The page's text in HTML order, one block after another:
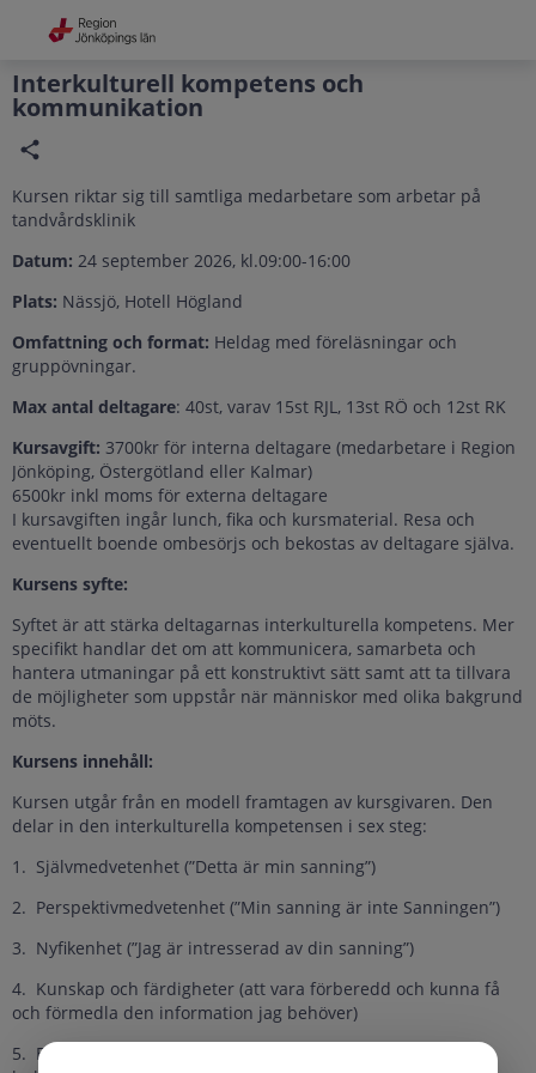
Grade
Portal
Interkulturell kompetens och
kommunikation
Kursen riktar sig till samtliga medarbetare som arbetar på
tandvårdsklinik
Datum: 24 september 2026, kl.09:00-16:00
Plats: Nässjö, Hotell Högland
Omfattning och format: Heldag med föreläsningar och
gruppövningar.
Max antal deltagare: 40st, varav 15st RJL, 13st RÖ och 12st RK
Kursavgift: 3700kr för interna deltagare (medarbetare i Region
Jönköping, Östergötland eller Kalmar)
6500kr inkl moms för externa deltagare
I kursavgiften ingår lunch, fika och kursmaterial. Resa och
eventuellt boende ombesörjs och bekostas av deltagare själva.
Kursens syfte:
Syftet är att stärka deltagarnas interkulturella kompetens. Mer
specifikt handlar det om att kommunicera, samarbeta och
hantera utmaningar på ett konstruktivt sätt samt att ta tillvara
de möjligheter som uppstår när människor med olika bakgrund
möts.
Kursens innehåll:
Kursen utgår från en modell framtagen av kursgivaren. Den
delar in den interkulturella kompetensen i sex steg:
1. Självmedvetenhet (”Detta är min sanning”)
2. Perspektivmedvetenhet (”Min sanning är inte Sanningen”)
3. Nyfikenhet (”Jag är intresserad av din sanning”)
4. Kunskap och färdigheter (att vara förberedd och kunna få
och förmedla den information jag behöver)
5. Erfarenheter (att utsätta mig för situationer där jag kan